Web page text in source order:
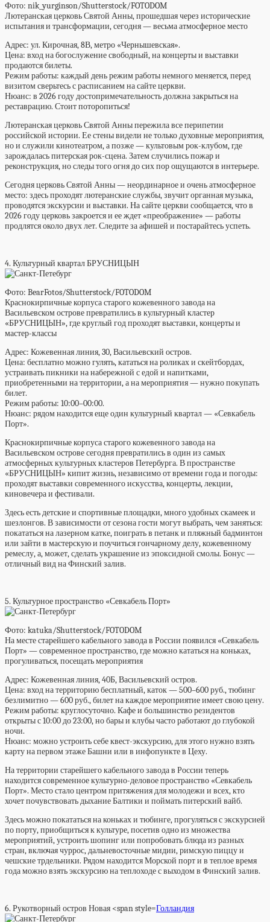
Фото: nik_yurginson/Shutterstock/FOTODOM
Лютеранская церковь Святой Анны, прошедшая через исторические
испытания и трансформации, сегодня — весьма атмосферное место
Адрес: ул. Кирочная, 8В, метро «Чернышевская».
Цена: вход на богослужение свободный, на концерты и выставки
продаются билеты.
Режим работы: каждый день режим работы немного меняется, перед
визитом сверьтесь с расписанием на сайте церкви.
Нюанс: в 2026 годудостопримечательность должна закрыться на
реставрацию. Стоит поторопиться!
Лютеранская церковь Святой Анны пережила все перипетии
российской истории. Ее стены видели не только духовные мероприятия,
но и служили кинотеатром, а позже — культовым рок-клубом, где
зарождалась питерская рок-сцена. Затем случились пожар и
реконструкция, но следы того огня до сих пор ощущаются в интерьере.
Сегодня церковь Святой Анны — неординарное и очень атмосферное
место: здесь проходят лютеранские службы, звучит органная музыка,
проводятся экскурсии и выставки. На сайте церкви сообщается, что в
2026 году церковь закроется и ее ждет «преображение» — работы
продлятся около двух лет. Следите за афишей и постарайтесь успеть.
4. Культурный квартал БРУСНИЦЫН
Фото: BearFotos/Shutterstock/FOTODOM
Краснокирпичные корпуса старого кожевенного завода на
Васильевском острове превратились в культурный кластер
«БРУСНИЦЫН», где круглый год проходят выставки, концерты и
мастер-классы
Адрес: Кожевенная линия, 30,Васильевский остров.
Цена: бесплатно можно гулять, кататься на роликах и скейтбордах,
устраивать пикники на набережной с едой и напитками,
приобретенными на территории, ана мероприятия — нужно покупать
билет.
Режим работы: 10:00–00:00.
Нюанс: рядом находится еще один культурный квартал — «Севкабель
Порт».
Краснокирпичные корпуса старого кожевенного завода на
Васильевском острове сегодня превратились в один из самых
атмосферных культурных кластеров Петербурга. В пространстве
«БРУСНИЦЫН» кипит жизнь, независимо от времени года и погоды:
проходят выставки современного искусства, концерты, лекции,
киновечера и фестивали.
Здесь есть детские и спортивные площадки, много удобных скамеек и
шезлонгов. В зависимости от сезона гости могут выбрать, чем заняться:
покататься на лазерном катке, поиграть в петанк и пляжный бадминтон
или зайти в мастерскую и поучиться гончарному делу, кожевенному
ремеслу, а, может, сделать украшение из эпоксидной смолы. Бонус —
отличный вид на Финский залив.
5. Культурное пространство «Севкабель Порт»
Фото: katuka/Shutterstock/FOTODOM
На месте старейшего кабельного завода в России появился «Севкабель
Порт» — современное пространство, где можно кататься на коньках,
прогуливаться, посещать мероприятия
Адрес: Кожевенная линия, 40Б,Васильевский остров.
Цена: вход на территорию бесплатный, каток — 500–600 руб., тюбинг
безлимитно — 600 руб., билет на каждое мероприятие имеет свою цену.
Режим работы: круглосуточно. Кафе и большинство резидентов
открыты с 10:00 до 23:00, но бары и клубы часто работают до глубокой
ночи.
Нюанс: можно устроить себе квест-экскурсию, для этого нужно взять
карту на первом этаже Башни или в инфопункте в Цеху.
На территории старейшего кабельного завода в России теперь
находится современное культурно-деловое пространство «Севкабель
Порт». Место стало центром притяжения для молодежи и всех, кто
хочет почувствовать дыхание Балтики и поймать питерский вайб.
Здесь можно покататься на коньках и тюбинге, прогуляться с экскурсией
по порту, приобщиться к культуре, посетив одно из множества
мероприятий, устроить шопинг или попробовать блюда из разных
стран, включая чуррос, дальневосточные мидии, римскую пиццу и
чешские трдельники. Рядом находится Морской порт и в теплое время
года можно взять экскурсию на теплоходе с выходом в Финский залив.
6. Рукотворный остров Новая <span style=Голландия